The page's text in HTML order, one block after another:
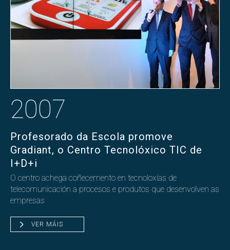
2007
Profesorado da Escola promove
Gradiant, o Centro Tecnolóxico TIC de
I+D+i
O centro achega coñecemento en tecnoloxías de
telecomunicación a procesos e produtos que desenvolven as
empresas
VER MÁIS